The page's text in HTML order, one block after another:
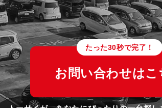
たった30秒で完了！
お問い合わせはこ